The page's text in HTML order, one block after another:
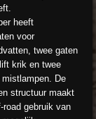
heeft
voor
twee gaten
krik en twee
De
structuur maakt
road gebruik van